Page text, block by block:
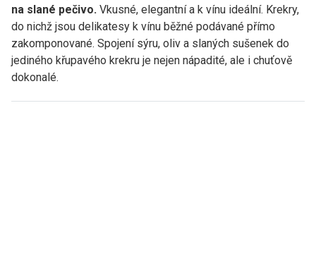
na slané pečivo. Vkusné, elegantní a k vínu ideální. Krekry,
do nichž jsou delikatesy k vínu běžné podávané přímo
zakomponované. Spojení sýru, oliv a slaných sušenek do
jediného křupavého krekru je nejen nápadité, ale i chuťově
dokonalé.